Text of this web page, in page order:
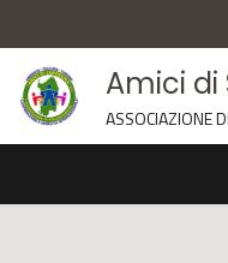
Amici
ASSOCIAZIONE